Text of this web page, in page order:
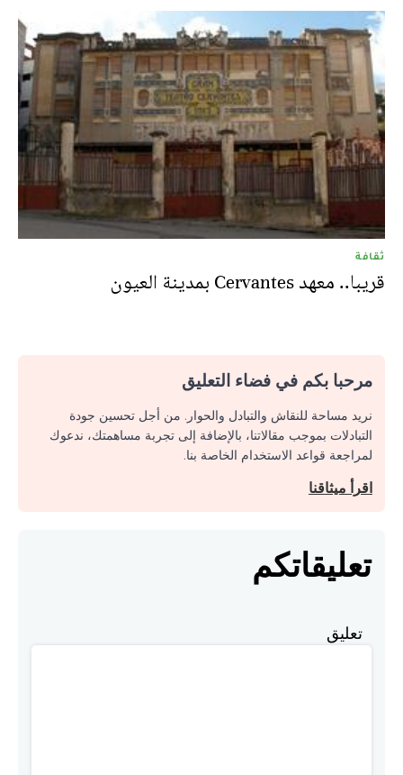
ثقافة
قريبا.. معهد Cervantes بمدينة العيون
مرحبا بكم في فضاء التعليق
نريد مساحة للنقاش والتبادل والحوار. من أجل تحسين جودة
التبادلات بموجب مقالاتنا، بالإضافة إلى تجربة مساهمتك، ندعوك
لمراجعة قواعد الاستخدام الخاصة بنا.
اقرأ ميثاقنا
تعليقاتكم
تعليق